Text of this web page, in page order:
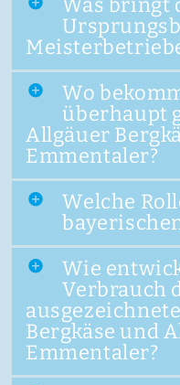
Was bringt
Wo
überhaupt
Allgäuer
Emmentaler?
Welche
Wie
Verbrauch
Bergkäse und
Emmentaler?